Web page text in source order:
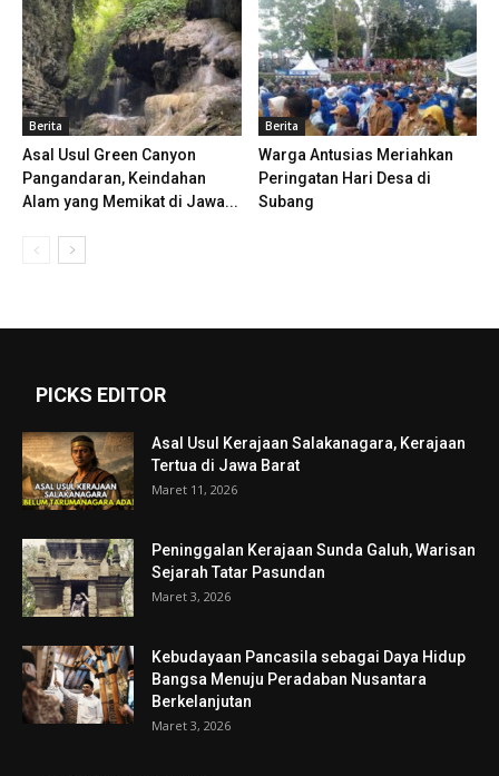
Berita
Asal Usul Green Canyon
Pangandaran, Keindahan
Alam yang Memikat di Jawa...
Berita
Warga Antusias Meriahkan
Peringatan Hari Desa di
Subang
PICKS EDITOR
Asal Usul Kerajaan Salakanagara, Kerajaan
Tertua di Jawa Barat
Maret 11, 2026
Peninggalan Kerajaan Sunda Galuh, Warisan
Sejarah Tatar Pasundan
Maret 3, 2026
Kebudayaan Pancasila sebagai Daya Hidup
Bangsa Menuju Peradaban Nusantara
Berkelanjutan
Maret 3, 2026